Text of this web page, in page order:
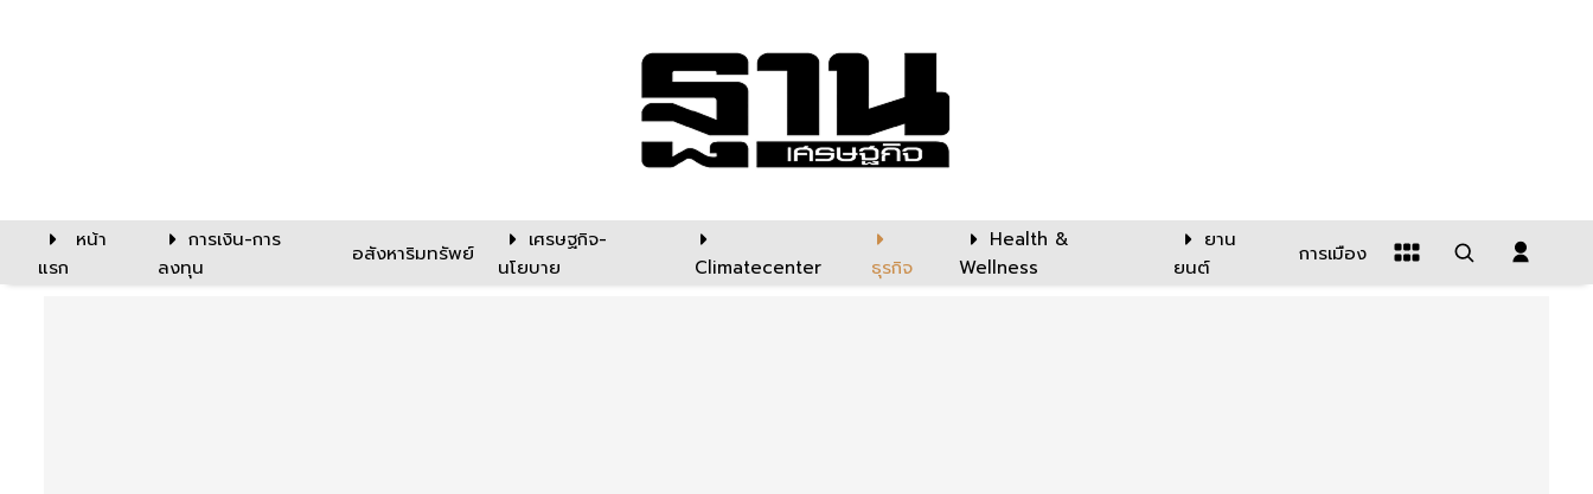
หน้า
แรก
การเงิน-การ
ลงทุน
อสังหาริมทรัพย์
เศรษฐกิจ-
นโยบาย
Climatecenter ธุรกิจ
Health &
Wellness
ยาน
ยนต์
การเมือง